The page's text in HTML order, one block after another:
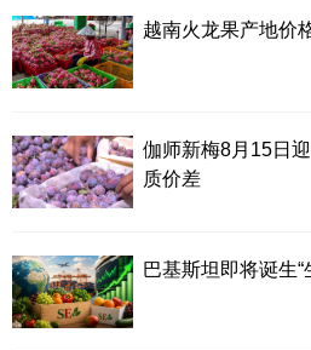
越南火龙果产地价
伽师新梅8月15日
质价差
巴基斯坦即将诞生